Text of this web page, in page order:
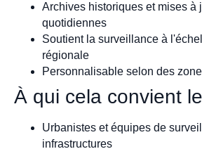
Archives historiques et mises à
quotidiennes
Soutient la surveillance à
régionale
Personnalisable selon des
À qui cela convient
Urbanistes et équipes de
infrastructures